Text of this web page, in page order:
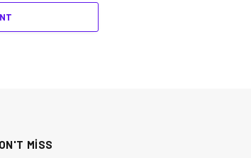
MISS